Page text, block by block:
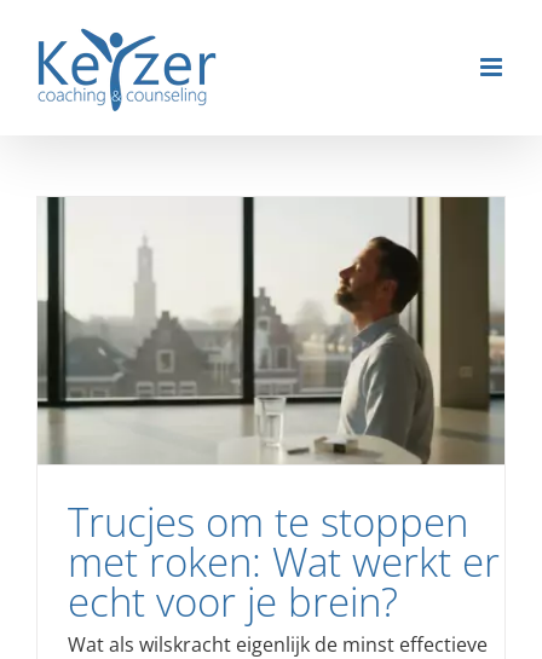
naar
inhoud
Trucjes om te stoppen
met roken: Wat werkt er
echt voor je brein?
Wat als wilskracht eigenlijk de minst effectieve